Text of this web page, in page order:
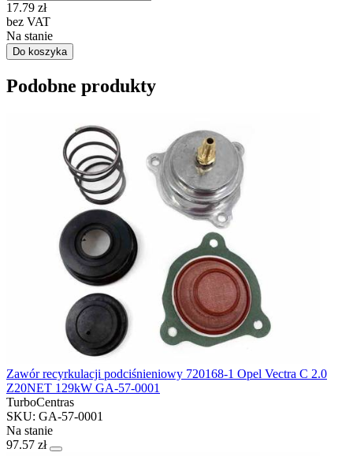
17.79 zł
bez VAT
Na stanie
Do koszyka
Podobne produkty
Zawór recyrkulacji podciśnieniowy 720168-1 Opel Vectra C 2.0
Z20NET 129kW GA-57-0001
TurboCentras
SKU: GA-57-0001
Na stanie
97.57 zł